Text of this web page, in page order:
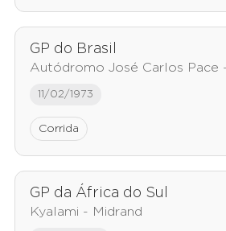
GP do Brasil
Autódromo José Carlos Pace
11/02/1973
Corrida
GP da África do Sul
Kyalami - Midrand